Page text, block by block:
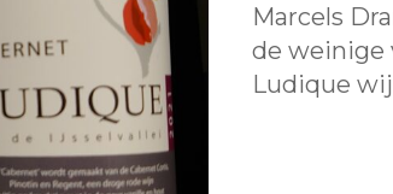
Marcels
de weinige
Ludique